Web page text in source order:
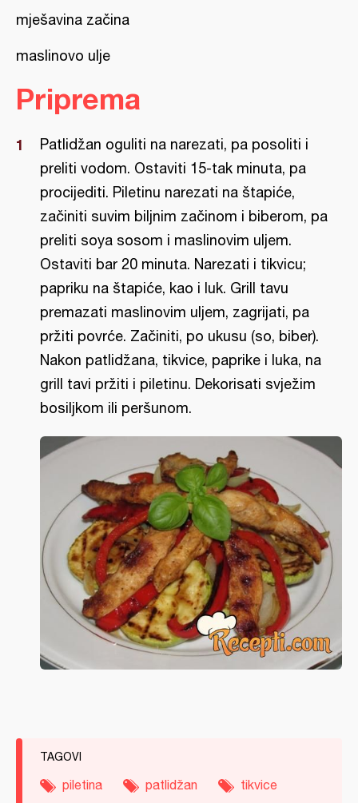
mješavina začina
maslinovo ulje
Priprema
Patlidžan oguliti na narezati, pa posoliti i
preliti vodom. Ostaviti 15-tak minuta, pa
procijediti. Piletinu narezati na štapiće,
začiniti suvim biljnim začinom i biberom, pa
preliti soya sosom i maslinovim uljem.
Ostaviti bar 20 minuta. Narezati i tikvicu;
papriku na štapiće, kao i luk. Grill tavu
premazati maslinovim uljem, zagrijati, pa
pržiti povrće. Začiniti, po ukusu (so, biber).
Nakon patlidžana, tikvice, paprike i luka, na
grill tavi pržiti i piletinu. Dekorisati svježim
bosiljkom ili peršunom.
TAGOVI
piletina patlidžan tikvice